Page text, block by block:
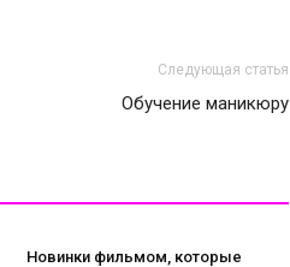
Следующая статья
Обучение маникюру
Новинки фильмом, которые